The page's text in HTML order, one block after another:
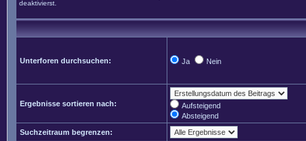
deaktivierst.
Unterforen durchsuchen: Ja Nein
Ergebnisse sortieren nach:
Aufsteigend
Absteigend
Suchzeitraum begrenzen: